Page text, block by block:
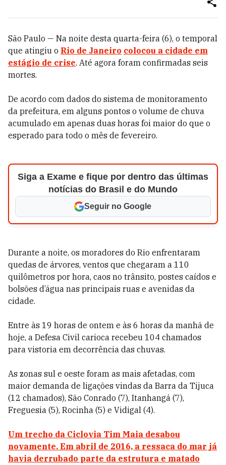
São Paulo — Na noite desta quarta-feira (6), o temporal
que atingiu o Rio de Janeiro colocou a cidade em
estágio de crise. Até agora foram confirmadas seis
mortes.
De acordo com dados do sistema de monitoramento
da prefeitura, em alguns pontos o volume de chuva
acumulado em apenas duas horas foi maior do que o
esperado para todo o mês de fevereiro.
Siga a Exame e fique por dentro das últimas
notícias do Brasil e do Mundo
Seguir no Google
Durante a noite, os moradores do Rio enfrentaram
quedas de árvores, ventos que chegaram a 110
quilômetros por hora, caos no trânsito, postes caídos e
bolsões d’água nas principais ruas e avenidas da
cidade.
Entre às 19 horas de ontem e às 6 horas da manhã de
hoje, a Defesa Civil carioca recebeu 104 chamados
para vistoria em decorrência das chuvas.
As zonas sul e oeste foram as mais afetadas, com
maior demanda de ligações vindas da Barra da Tijuca
(12 chamados), São Conrado (7), Itanhangá (7),
Freguesia (5), Rocinha (5) e Vidigal (4).
Um trecho da Ciclovia Tim Maia desabou
novamente. Em abril de 2016, a ressaca do mar já
havia derrubado parte da estrutura e matado